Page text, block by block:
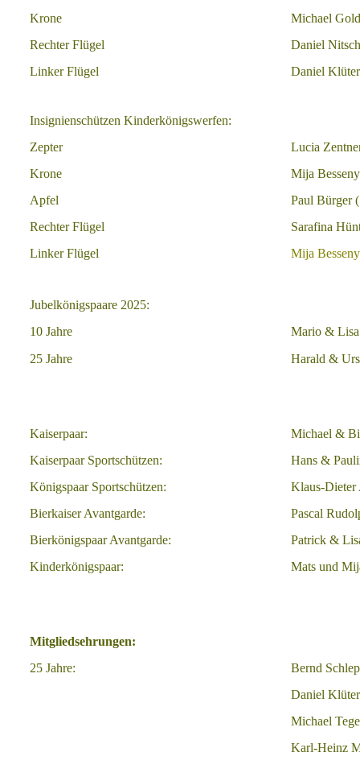
Krone
Michael
Rechter Flügel
Daniel
Linker Flügel
Daniel
Insignienschützen Kinderkönigswerfen:
Zepter
Lucia
Krone
Mija
Apfel
Paul Bürger
Rechter Flügel
Sarafina
Linker Flügel
Mija
Jubelkönigspaare 2025:
10 Jahre
Mario &
25 Jahre
Harald &
Kaiserpaar:
Michael &
Kaiserpaar Sportschützen:
Hans &
Königspaar Sportschützen:
Klaus-Dieter
Bierkaiser Avantgarde:
Pascal
Bierkönigspaar Avantgarde:
Patrick &
Kinderkönigspaar:
Mats und
Mitgliedsehrungen:
25 Jahre:
Bernd
Daniel Klüter
Michael
Karl-Heinz